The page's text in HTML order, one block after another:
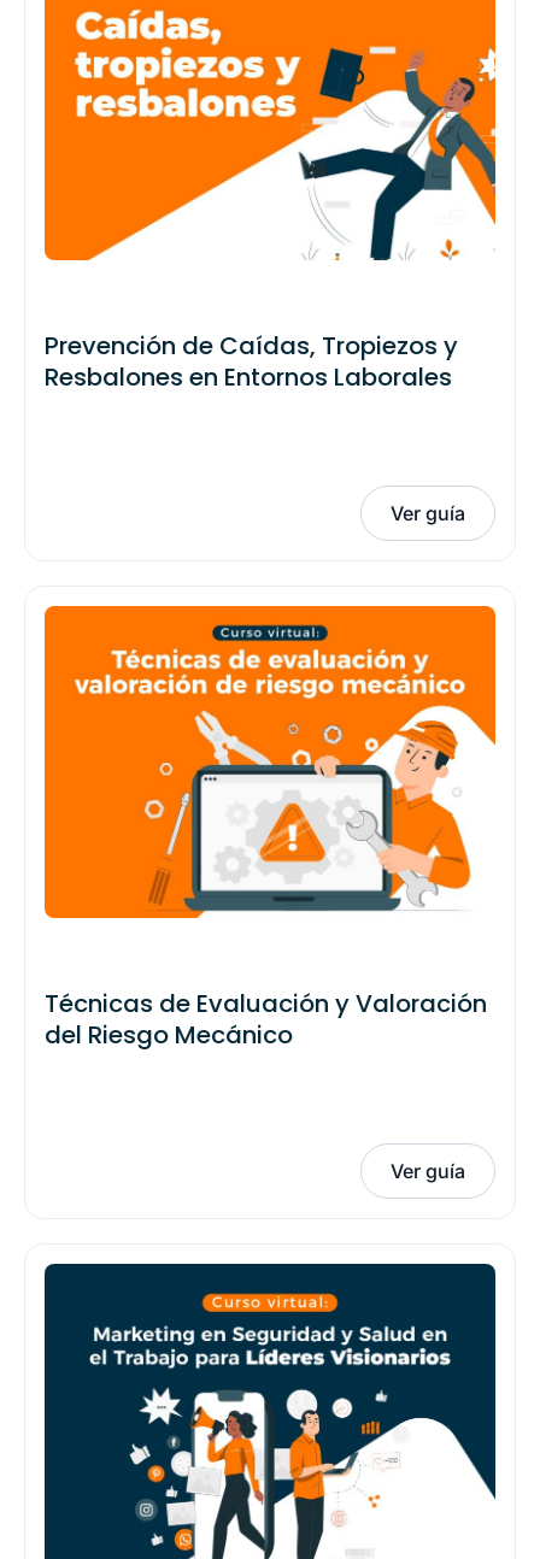
Prevención de Caídas, Tropiezos y
Resbalones en Entornos Laborales
Ver guía
Técnicas de Evaluación y Valoración
del Riesgo Mecánico
Ver guía